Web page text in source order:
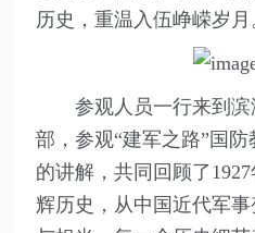
历史，重温入伍峥嵘岁月
参观人员一行来到
部，参观“建军之路”国
的讲解，共同回顾了
辉历史，从中国近代军